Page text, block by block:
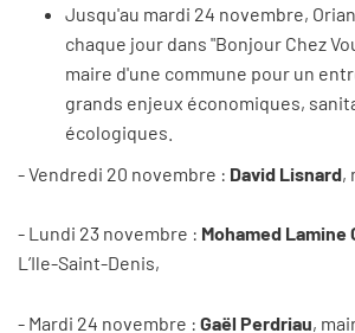
Jusqu'au mardi 24 novembre,
chaque jour dans "Bonjour Chez
maire d'une commune pour un
grands enjeux économiques,
écologiques.
- Vendredi 20 novembre : David Lisnard,
- Lundi 23 novembre : Mohamed Lamine
L’Ile-Saint-Denis,
- Mardi 24 novembre : Gaël Perdriau,